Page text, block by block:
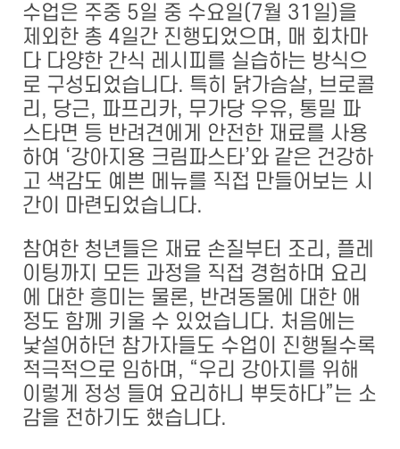
수업은 주중 5일 중 수요일(7월 31일)을
제외한 총 4일간 진행되었으며, 매 회차마
다 다양한 간식 레시피를 실습하는 방식으
로 구성되었습니다. 특히 닭가슴살, 브로콜
리, 당근, 파프리카, 무가당 우유, 통밀 파
스타면 등 반려견에게 안전한 재료를 사용
하여 ‘강아지용 크림파스타’와 같은 건강하
고 색감도 예쁜 메뉴를 직접 만들어보는 시
간이 마련되었습니다.
참여한 청년들은 재료 손질부터 조리, 플레
이팅까지 모든 과정을 직접 경험하며 요리
에 대한 흥미는 물론, 반려동물에 대한 애
정도 함께 키울 수 있었습니다. 처음에는
낯설어하던 참가자들도 수업이 진행될수록
적극적으로 임하며, “우리 강아지를 위해
이렇게 정성 들여 요리하니 뿌듯하다”는 소
감을 전하기도 했습니다.